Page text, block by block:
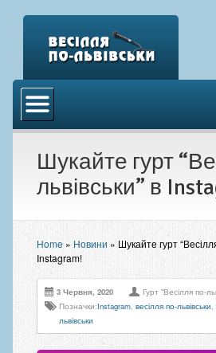
Аудіо
Фото
Контакти
Шукайте гурт
львівськи” в
Home » Новини » Шукайте гурт
Instagram!
3 Червня, 2020 Гурт "Весілля по-
Позначки:Instagram, весілля по-львівськи,
львівськи